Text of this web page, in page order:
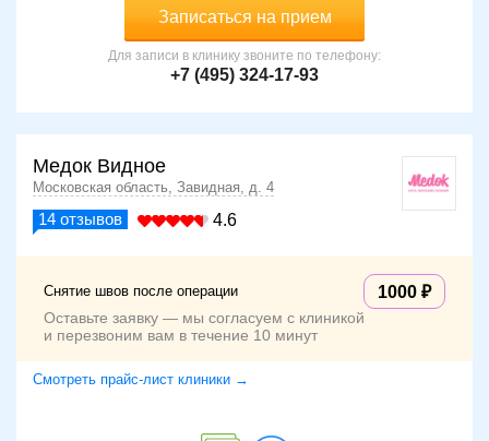
Записаться на прием
Для записи в клинику звоните по телефону:
+7 (495) 324-17-93
Медок Видное
Московская область, Завидная, д. 4
14 отзывов 4.6
Снятие швов после операции 1000
Оставьте заявку — мы согласуем с клиникой
и перезвоним вам в течение 10 минут
Смотреть прайс-лист клиники →